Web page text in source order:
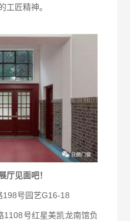
工匠精神。
厅见面吧！
198号园艺G16-18
1108号红星美凯龙南馆负